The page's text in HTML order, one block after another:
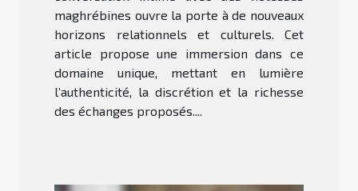
maghrébines ouvre la porte à de nouveaux
horizons relationnels et culturels. Cet
article propose une immersion dans ce
domaine unique, mettant en lumière
l’authenticité, la discrétion et la richesse
des échanges proposés....